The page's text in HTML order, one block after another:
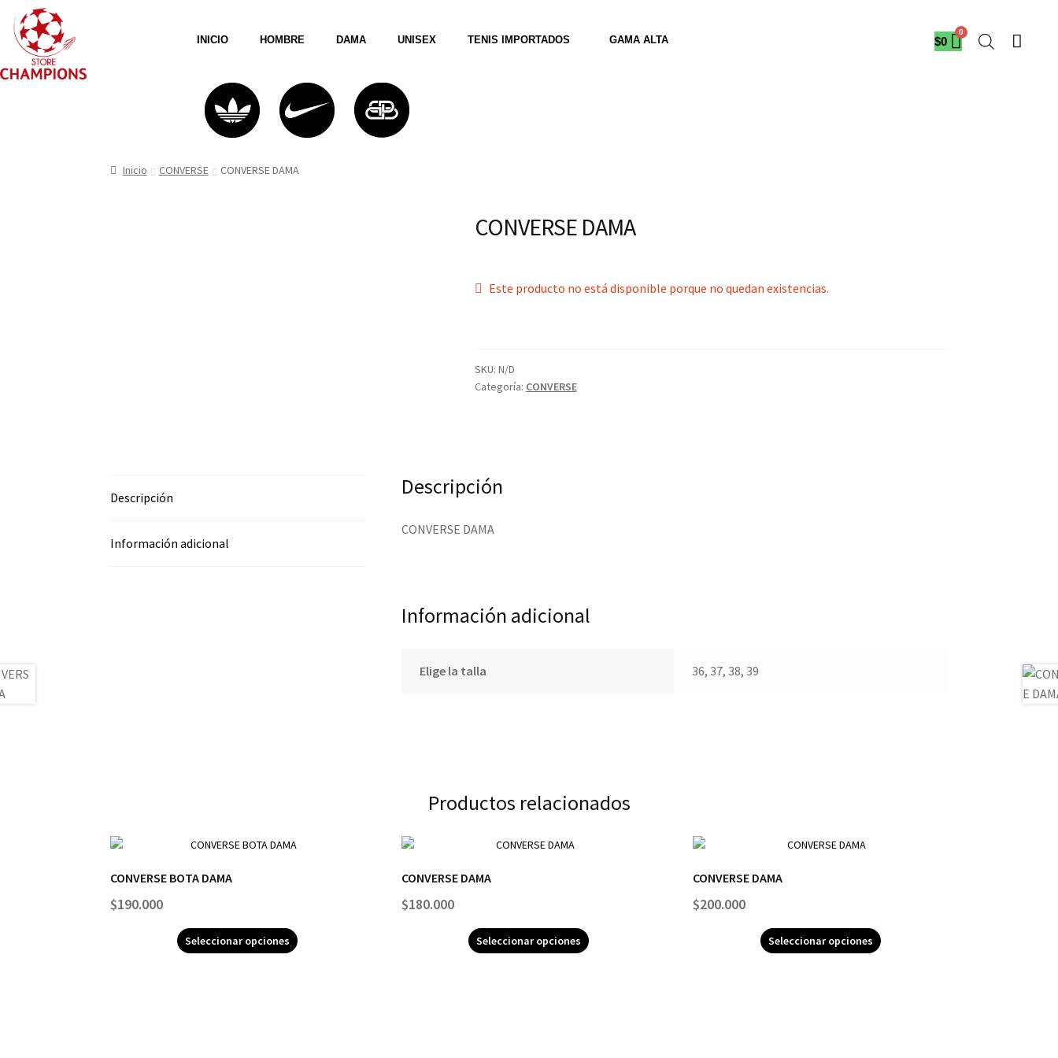
INICIO HOMBRE DAMA UNISEX TENIS IMPORTADOS GAMA ALTA $0
Inicio CONVERSE CONVERSE DAMA
CONVERSE DAMA
Este producto no está disponible porque no quedan existencias.
SKU: N/D
Categoría: CONVERSE
Descripción
Información adicional
Descripción
CONVERSE DAMA
Información adicional
Elige la talla 36, 37, 38, 39
Productos relacionados
CONVERSE BOTA DAMA
$190.000
Seleccionar opciones
CONVERSE DAMA
$180.000
Seleccionar opciones
CONVERSE DAMA
$200.000
Seleccionar opciones